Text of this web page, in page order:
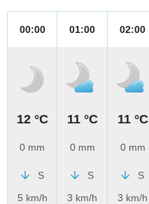
00:00
12 °C
0 mm
S
5 km/h
01:00
11 °C
0 mm
S
3 km/h
02:00
11 °C
0 mm
S
3 km/h